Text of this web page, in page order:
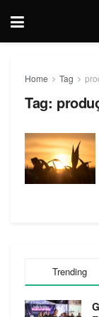
Home Tag
Tag:
Trending